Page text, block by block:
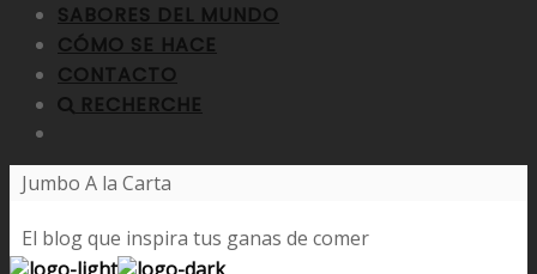
SABORES DEL MUNDO
CÓMO SE HACE
CONTACTO
RECHERCHE
Jumbo A la Carta
El blog que inspira tus ganas de comer